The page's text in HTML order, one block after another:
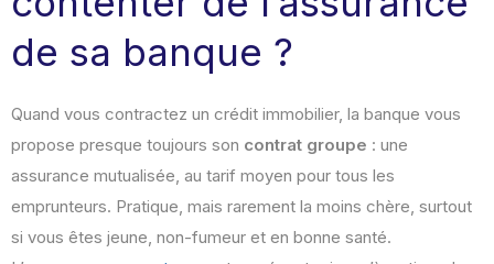
de sa banque ?
Quand vous contractez un crédit immobilier, la banque vous
propose presque toujours son contrat groupe : une
assurance mutualisée, au tarif moyen pour tous les
emprunteurs. Pratique, mais rarement la moins chère, surtout
si vous êtes jeune, non-fumeur et en bonne santé.